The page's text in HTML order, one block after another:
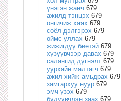
үнэгэн жанч 679
ажилд тэнцэх 679
онгичиж хаях 679
соёл дэлгэрэх 679
оймс уллах 679
жижигдүү биетэй 679
хүзүүвчээр давах 679
салангид дүгнэлт 679
уурхайн малтагч 679
ажил хийж амьдрах 679
замгархуу нуур 679
эмч үзэх 679
бүдүүвчлэн заах 679